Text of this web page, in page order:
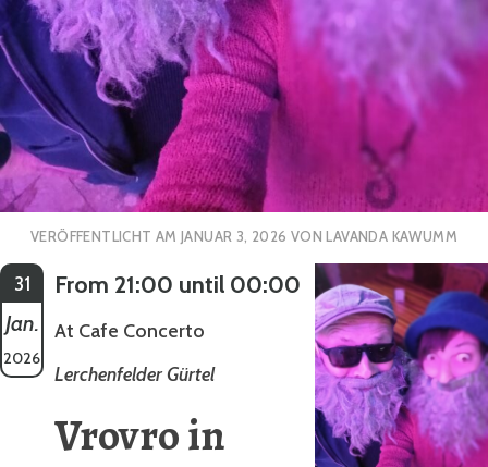
VERÖFFENTLICHT AMJANUAR 3, 2026 VONLAVANDA KAWUMM
31
Jan.
2026
From 21:00 until 00:00
At Cafe Concerto
Lerchenfelder Gürtel
Vrovro in